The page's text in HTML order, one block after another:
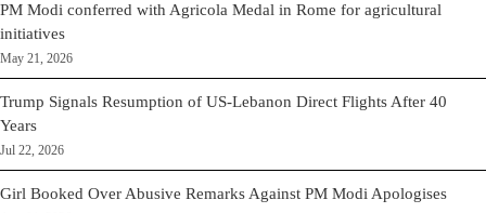
PM Modi conferred with Agricola Medal in Rome for agricultural
initiatives
May 21, 2026
Trump Signals Resumption of US-Lebanon Direct Flights After 40
Years
Jul 22, 2026
Girl Booked Over Abusive Remarks Against PM Modi Apologises